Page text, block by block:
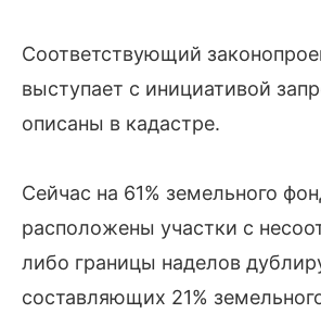
Соответствующий
выступает с инициативой
описаны в кадастре.
Сейчас на 61% земельного
расположены участки с
либо границы наделов
составляющих 21%